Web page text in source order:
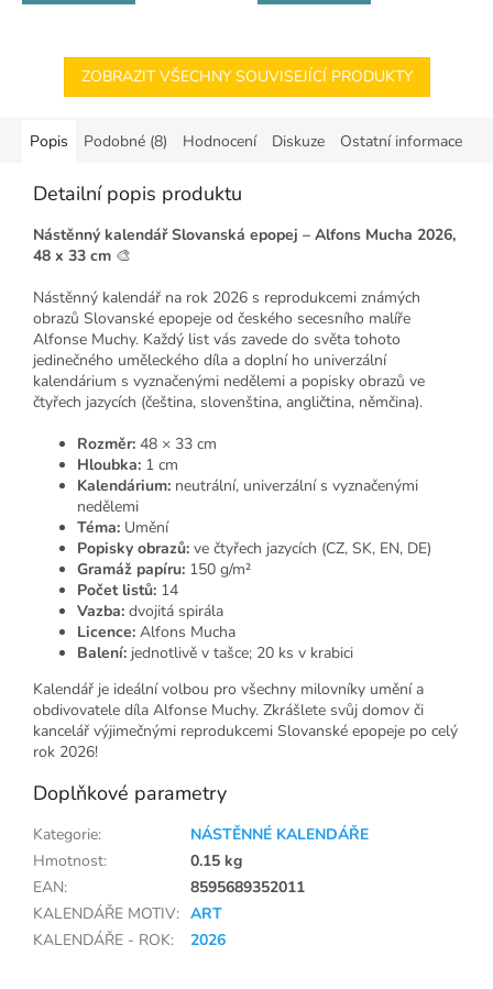
ZOBRAZIT VŠECHNY SOUVISEJÍCÍ PRODUKTY
Popis Podobné (8) Hodnocení Diskuze Ostatní informace
Detailní popis produktu
Nástěnný kalendář Slovanská epopej – Alfons Mucha 2026,
48 x 33 cm 🎨
Nástěnný kalendář na rok 2026 s reprodukcemi známých
obrazů Slovanské epopeje od českého secesního malíře
Alfonse Muchy. Každý list vás zavede do světa tohoto
jedinečného uměleckého díla a doplní ho univerzální
kalendárium s vyznačenými nedělemi a popisky obrazů ve
čtyřech jazycích (čeština, slovenština, angličtina, němčina).
Rozměr: 48 × 33 cm
Hloubka: 1 cm
Kalendárium: neutrální, univerzální s vyznačenými
nedělemi
Téma: Umění
Popisky obrazů: ve čtyřech jazycích (CZ, SK, EN, DE)
Gramáž papíru: 150 g/m²
Počet listů: 14
Vazba: dvojitá spirála
Licence: Alfons Mucha
Balení: jednotlivě v tašce; 20 ks v krabici
Kalendář je ideální volbou pro všechny milovníky umění a
obdivovatele díla Alfonse Muchy. Zkrášlete svůj domov či
kancelář výjimečnými reprodukcemi Slovanské epopeje po celý
rok 2026!
Doplňkové parametry
Kategorie:
NÁSTĚNNÉ KALENDÁŘE
Hmotnost:
0.15 kg
EAN:
8595689352011
KALENDÁŘE MOTIV: ART
KALENDÁŘE - ROK: 2026